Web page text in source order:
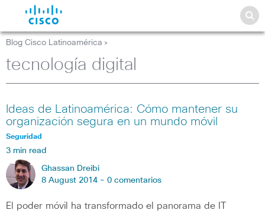
Blog Cisco Latinoamérica >
tecnología digital
Ideas de Latinoamérica: Cómo mantener su
organización segura en un mundo móvil
Seguridad
3 min read
Ghassan Dreibi
8 August 2014 - 0 comentarios
El poder móvil ha transformado el panorama de IT